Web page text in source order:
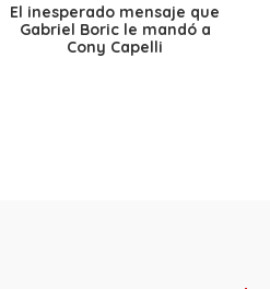
El inesperado mensaje que
Gabriel Boric le mandó a
Cony Capelli